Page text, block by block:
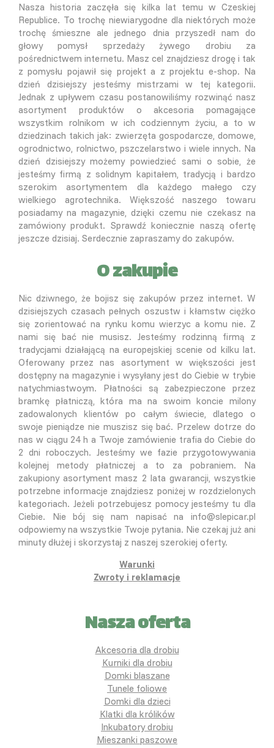
Nasza historia zaczęła się kilka lat temu w Czeskiej
Republice. To trochę niewiarygodne dla niektórych może
trochę śmieszne ale jednego dnia przyszedł nam do
głowy pomysł sprzedaży żywego drobiu za
pośrednictwem internetu. Masz cel znajdziesz drogę i tak
z pomysłu pojawił się projekt a z projektu e-shop. Na
dzień dzisiejszy jesteśmy mistrzami w tej kategorii.
Jednak z upływem czasu postanowiliśmy rozwinąć nasz
asortyment produktów o akcesoria pomagające
wszystkim rolnikom w ich codziennym życiu, a to w
dziedzinach takich jak: zwierzęta gospodarcze, domowe,
ogrodnictwo, rolnictwo, pszczelarstwo i wiele innych. Na
dzień dzisiejszy możemy powiedzieć sami o sobie, że
jesteśmy firmą z solidnym kapitałem, tradycją i bardzo
szerokim asortymentem dla każdego małego czy
wielkiego agrotechnika. Większość naszego towaru
posiadamy na magazynie, dzięki czemu nie czekasz na
zamówiony produkt. Sprawdź koniecznie naszą ofertę
jeszcze dzisiaj. Serdecznie zapraszamy do zakupów.
O zakupie
Nic dziwnego, że bojisz się zakupów przez internet. W
dzisiejszych czasach pełnych oszustw i kłamstw ciężko
się zorientować na rynku komu wierzyc a komu nie. Z
nami się bać nie musisz. Jesteśmy rodzinną firmą z
tradycjami działającą na europejskiej scenie od kilku lat.
Oferowany przez nas asortyment w większości jest
dostępny na magazynie i wysyłany jest do Ciebie w trybie
natychmiastwoym. Płatności są zabezpieczone przez
bramkę płatniczą, która ma na swoim koncie milony
zadowalonych klientów po całym świecie, dlatego o
swoje pieniądze nie muszisz się bać. Przelew dotrze do
nas w ciągu 24 h a Twoje zamówienie trafia do Ciebie do
2 dni roboczych. Jesteśmy we fazie przygotowywania
kolejnej metody płatniczej a to za pobraniem. Na
zakupiony asortyment masz 2 lata gwarancji, wszystkie
potrzebne informacje znajdziesz poniżej w rozdzielonych
kategoriach. Jeżeli potrzebujesz pomocy jesteśmy tu dla
Ciebie. Nie bój się nam napisać na info@slepicar.pl
odpowiemy na wszystkie Twoje pytania. Nie czekaj już ani
minuty dłużej i skorzystaj z naszej szerokiej oferty.
Warunki
Zwroty i reklamacje
Nasza oferta
Akcesoria dla drobiu
Kurniki dla drobiu
Domki blaszane
Tunele foliowe
Domki dla dzieci
Klatki dla królików
Inkubatory drobiu
Mieszanki paszowe